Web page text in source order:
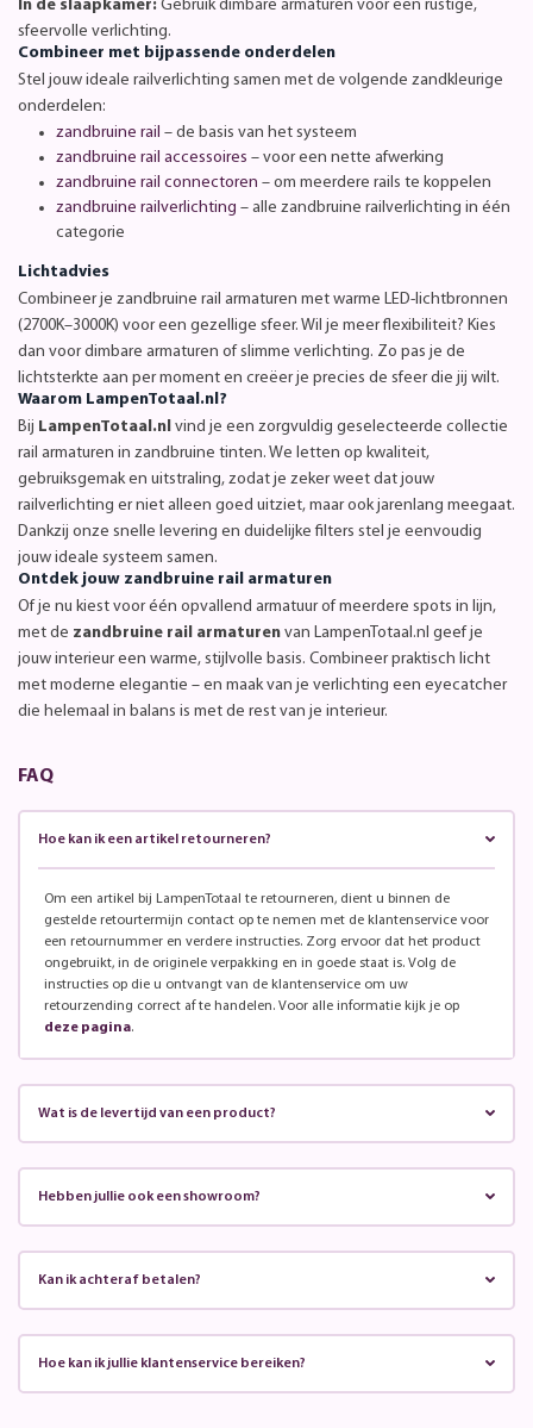
In de slaapkamer: Gebruik dimbare armaturen voor een rustige,
sfeervolle verlichting.
Combineer met bijpassende onderdelen
Stel jouw ideale railverlichting samen met de volgende zandkleurige
onderdelen:
zandbruine rail – de basis van het systeem
zandbruine rail accessoires – voor een nette afwerking
zandbruine rail connectoren – om meerdere rails te koppelen
zandbruine railverlichting – alle zandbruine railverlichting in één
categorie
Lichtadvies
Combineer je zandbruine rail armaturen met warme LED-lichtbronnen
(2700K–3000K) voor een gezellige sfeer. Wil je meer flexibiliteit? Kies
dan voor dimbare armaturen of slimme verlichting. Zo pas je de
lichtsterkte aan per moment en creëer je precies de sfeer die jij wilt.
Waarom LampenTotaal.nl?
Bij LampenTotaal.nl vind je een zorgvuldig geselecteerde collectie
rail armaturen in zandbruine tinten. We letten op kwaliteit,
gebruiksgemak en uitstraling, zodat je zeker weet dat jouw
railverlichting er niet alleen goed uitziet, maar ook jarenlang meegaat.
Dankzij onze snelle levering en duidelijke filters stel je eenvoudig
jouw ideale systeem samen.
Ontdek jouw zandbruine rail armaturen
Of je nu kiest voor één opvallend armatuur of meerdere spots in lijn,
met de zandbruine rail armaturen van LampenTotaal.nl geef je
jouw interieur een warme, stijlvolle basis. Combineer praktisch licht
met moderne elegantie – en maak van je verlichting een eyecatcher
die helemaal in balans is met de rest van je interieur.
FAQ
Hoe kan ik een artikel retourneren?
Om een artikel bij LampenTotaal te retourneren, dient u binnen de
gestelde retourtermijn contact op te nemen met de klantenservice voor
een retournummer en verdere instructies. Zorg ervoor dat het product
ongebruikt, in de originele verpakking en in goede staat is. Volg de
instructies op die u ontvangt van de klantenservice om uw
retourzending correct af te handelen. Voor alle informatie kijk je op
deze pagina.
Wat is de levertijd van een product?
Hebben jullie ook een showroom?
Kan ik achteraf betalen?
Hoe kan ik jullie klantenservice bereiken?